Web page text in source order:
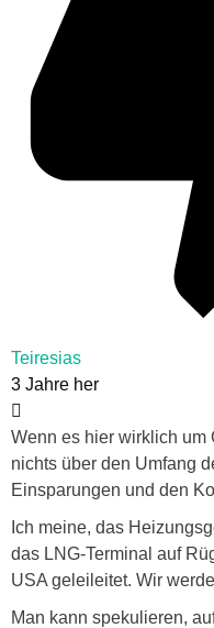
Teiresias
3 Jahre her
Wenn es hier wirklich um
nichts über den Umfang
Einsparungen und den
Ich meine, das
das LNG-Terminal auf
USA geleileitet. Wir
Man kann spekulieren,